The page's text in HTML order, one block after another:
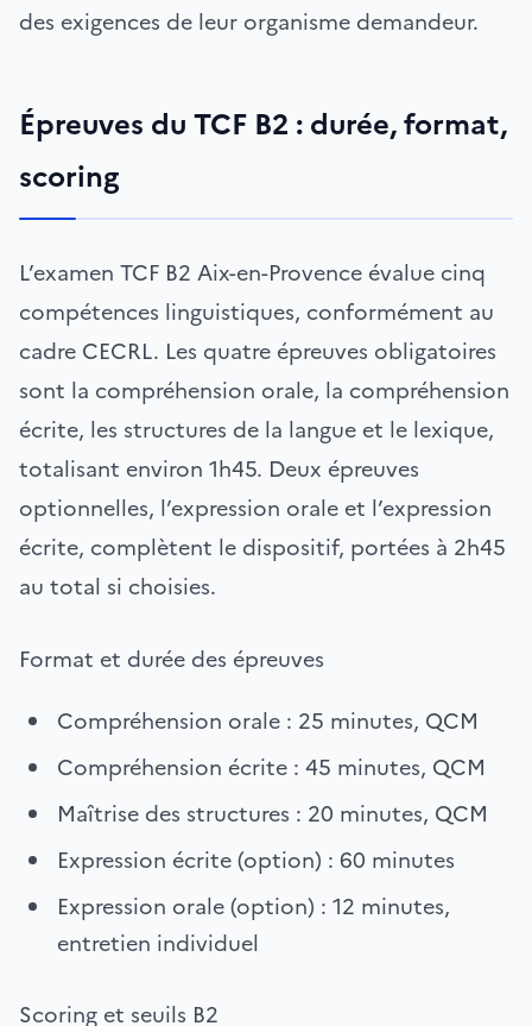
des exigences de leur organisme demandeur.
Épreuves du TCF B2 : durée, format,
scoring
L’examen TCF B2 Aix-en-Provence évalue cinq
compétences linguistiques, conformément au
cadre CECRL. Les quatre épreuves obligatoires
sont la compréhension orale, la compréhension
écrite, les structures de la langue et le lexique,
totalisant environ 1h45. Deux épreuves
optionnelles, l’expression orale et l’expression
écrite, complètent le dispositif, portées à 2h45
au total si choisies.
Format et durée des épreuves
Compréhension orale : 25 minutes, QCM
Compréhension écrite : 45 minutes, QCM
Maîtrise des structures : 20 minutes, QCM
Expression écrite (option) : 60 minutes
Expression orale (option) : 12 minutes,
entretien individuel
Scoring et seuils B2